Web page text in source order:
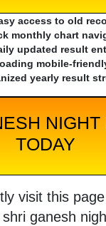
access to old
monthly chart
updated result
mobile-
yearly result
NIGHT
TODAY
visit this
ganesh